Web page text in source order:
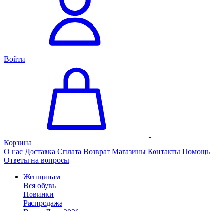
Войти
Корзина
О нас Доставка Оплата Возврат Магазины Контакты Помощь
Ответы на вопросы
Женщинам
Вся обувь
Новинки
Распродажа